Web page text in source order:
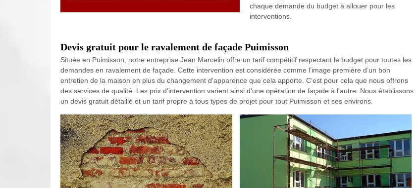
chaque demande du budget à allouer pour les
interventions.
Devis gratuit pour le ravalement de façade Puimisson
Située en Puimisson, notre entreprise Jean Marcelin offre un tarif compétitif respectant le budget pour toutes les
demandes en ravalement de façade. Cette intervention est considérée comme l’image première d’un bon
entretien de la maison en plus du changement d'apparence que cela apporte. C’est pour cela que nous offrons
des services de qualité. Les prix d’intervention varient ainsi d'une opération de façade à l'autre. Nous établissons
un devis gratuit détaillé et un tarif propre à tous types de projet pour tout Puimisson et ses environs.